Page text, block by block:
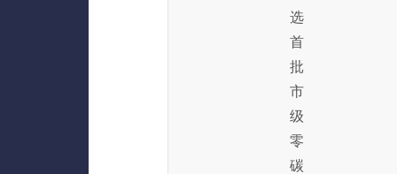
选
首
批
市
级
零
碳